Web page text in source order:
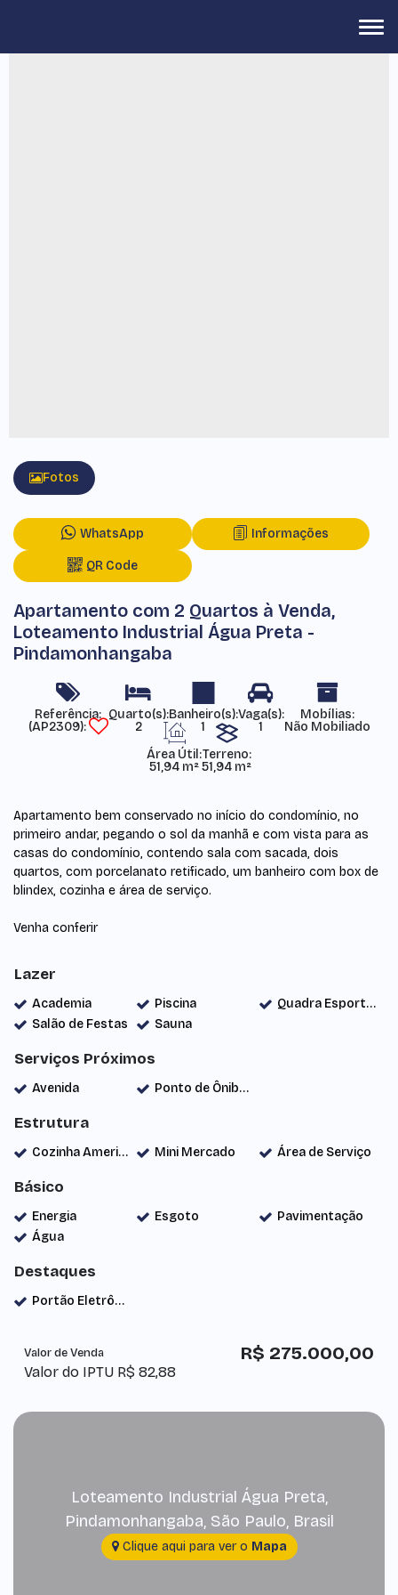
Fotos
WhatsApp Informações
QR Code
Apartamento com 2 Quartos à Venda,
Loteamento Industrial Água Preta -
Pindamonhangaba
Referência:
(AP2309)
2 1 1
Mobílias:
Não Mobiliado
Área Útil:
51,94 m²
Terreno:
51,94 m²
Apartamento bem conservado no início do condomínio, no
primeiro andar, pegando o sol da manhã e com vista para as
casas do condomínio, contendo sala com sacada, dois
quartos, com porcelanato retificado, um banheiro com box de
blindex, cozinha e área de serviço.
Venha conferir
Lazer
Academia Piscina
Quadra Esportiva
Salão de Festas
Sauna
Serviços Próximos
Avenida Ponto de Ônibus
Estrutura
Cozinha Americana Mini Mercado Área de Serviço
Básico
Energia Esgoto
Pavimentação
Água
Destaques
Portão Eletrônico
R$ 275.000,00
Valor de Venda
Valor do IPTU R$ 82,88
Loteamento Industrial Água Preta,
Pindamonhangaba, São Paulo, Brasil
Clique aqui para ver o Mapa